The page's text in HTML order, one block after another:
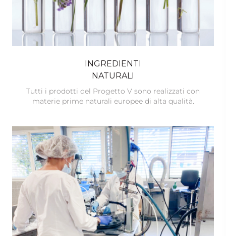
INGREDIENTI
NATURALI
Tutti i prodotti del Progetto V sono realizzati con
materie prime naturali europee di alta qualità.